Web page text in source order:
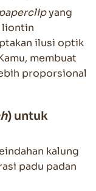
yang
liontin
ilusi optik
membuat
proporsional
) untuk
kalung
padu padan